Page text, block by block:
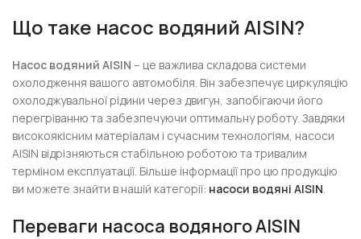
Що таке насос водяний AISIN?
Насос водяний AISIN – це важлива складова системи
охолодження вашого автомобіля. Він забезпечує циркуляцію
охолоджувальної рідини через двигун, запобігаючи його
перегріванню та забезпечуючи оптимальну роботу. Завдяки
високоякісним матеріалам і сучасним технологіям, насоси
AISIN відрізняються стабільною роботою та тривалим
терміном експлуатації. Більше інформації про цю продукцію
ви можете знайти в нашій категорії: насоси водяні AISIN.
Переваги насоса водяного AISIN